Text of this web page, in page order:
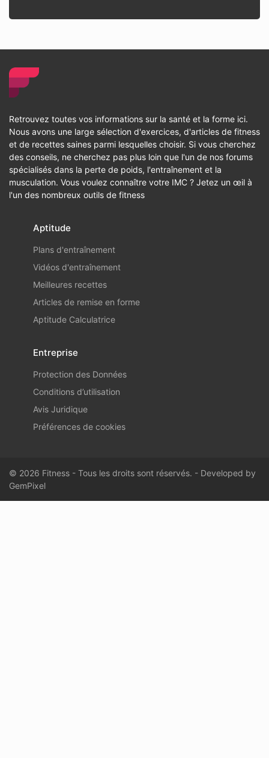
Retrouvez toutes vos informations sur la santé et la forme ici.
Nous avons une large sélection d'exercices, d'articles de fitness
et de recettes saines parmi lesquelles choisir. Si vous cherchez
des conseils, ne cherchez pas plus loin que l'un de nos forums
spécialisés dans la perte de poids, l'entraînement et la
musculation. Vous voulez connaître votre IMC ? Jetez un œil à
l'un des nombreux outils de fitness
Aptitude
Plans d'entraînement
Vidéos d'entraînement
Meilleures recettes
Articles de remise en forme
Aptitude Calculatrice
Entreprise
Protection des Données
Conditions d’utilisation
Avis Juridique
Préférences de cookies
© 2026 Fitness - Tous les droits sont réservés. - Developed by
GemPixel